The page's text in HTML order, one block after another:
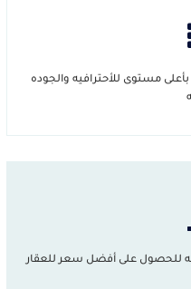
مستوى للأحترافيه والجوده
للحصول على أفضل سعر للعقار